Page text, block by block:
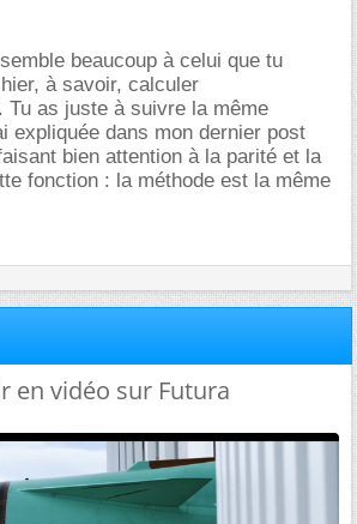
beaucoup à celui que tu
à savoir, calculer
as juste à suivre la même
expliquée dans mon dernier post
bien attention à la parité et la
fonction : la méthode est la même
en vidéo sur Futura